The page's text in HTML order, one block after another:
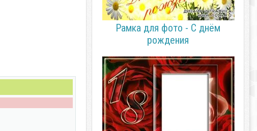
Рамка для фото - С днём
рождения